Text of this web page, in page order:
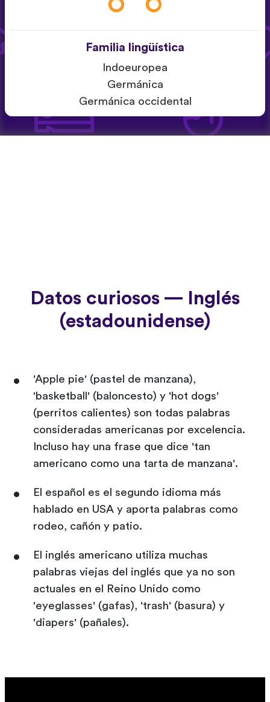
Familia lingüística
Indoeuropea
Germánica
Germánica occidental
Datos curiosos — Inglés
(estadounidense)
'Apple pie' (pastel de manzana),
'basketball' (baloncesto) y 'hot dogs'
(perritos calientes) son todas palabras
consideradas americanas por excelencia.
Incluso hay una frase que dice 'tan
americano como una tarta de manzana'.
El español es el segundo idioma más
hablado en USA y aporta palabras como
rodeo, cañón y patio.
El inglés americano utiliza muchas
palabras viejas del inglés que ya no son
actuales en el Reino Unido como
'eyeglasses' (gafas), 'trash' (basura) y
'diapers' (pañales).